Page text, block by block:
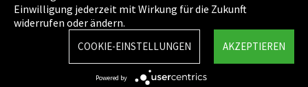
Sitemap
EmpCo Richtlinie
Einwilligung jederzeit mit Wirkung für die Zukunft
widerrufen oder ändern.
AKZEPTIEREN
COOKIE-EINSTELLUNGEN
Powered by